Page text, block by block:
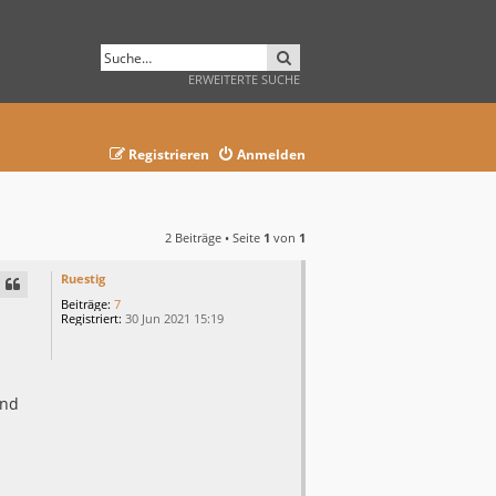
ERWEITERTE SUCHE
Anmelden
Registrieren
2 Beiträge • Seite 1 von 1
Ruestig
Beiträge: 7
Registriert: 30 Jun 2021 15:19